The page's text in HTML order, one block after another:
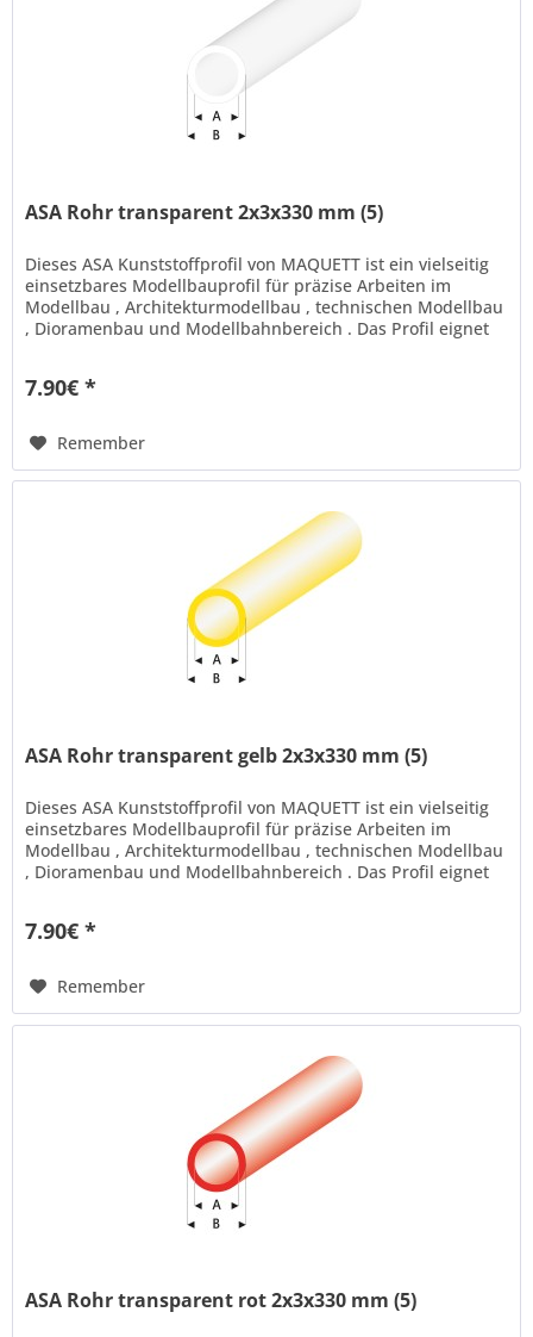
ASA Rohr transparent 2x3x330 mm (5)
Dieses ASA Kunststoffprofil von MAQUETT ist ein vielseitig
einsetzbares Modellbauprofil für präzise Arbeiten im
Modellbau , Architekturmodellbau , technischen Modellbau
, Dioramenbau und Modellbahnbereich . Das Profil eignet
7.90€ *
Remember
ASA Rohr transparent gelb 2x3x330 mm (5)
Dieses ASA Kunststoffprofil von MAQUETT ist ein vielseitig
einsetzbares Modellbauprofil für präzise Arbeiten im
Modellbau , Architekturmodellbau , technischen Modellbau
, Dioramenbau und Modellbahnbereich . Das Profil eignet
7.90€ *
Remember
ASA Rohr transparent rot 2x3x330 mm (5)